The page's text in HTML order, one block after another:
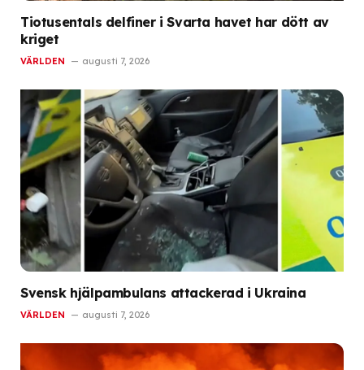
Tiotusentals delfiner i Svarta havet har dött av
kriget
VÄRLDEN augusti 7, 2026
Svensk hjälpambulans attackerad i Ukraina
VÄRLDEN augusti 7, 2026